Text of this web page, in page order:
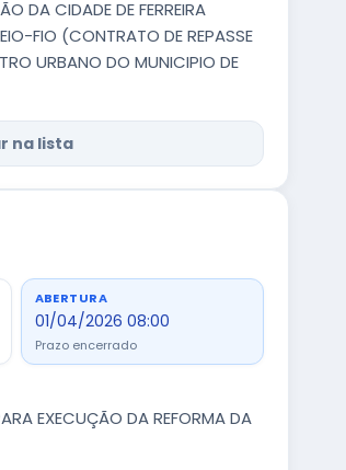
DA CIDADE DE FERREIRA
FIO (CONTRATO DE REPASSE
URBANO DO MUNICIPIO DE
na lista
ABERTURA
01/04/2026 08:00
Prazo encerrado
EXECUÇÃO DA REFORMA DA